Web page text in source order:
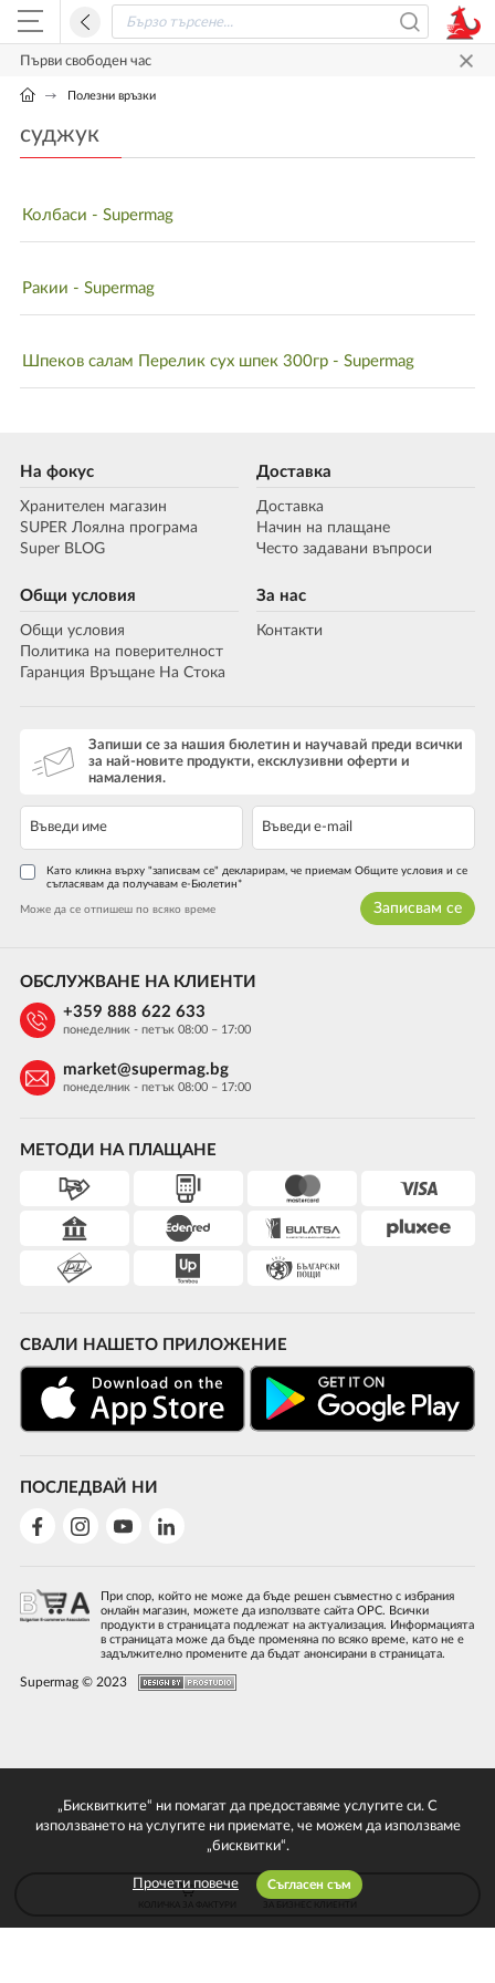
Първи свободен час
Полезни връзки
суджук
Колбаси - Supermag
Ракии - Supermag
Шпеков салам Перелик сух шпек 300гр - Supermag
На фокус
Хранителен магазин
SUPER Лоялна програма
Super BLOG
Доставка
Доставка
Начин на плащане
Често задавани въпроси
Общи условия
Общи условия
Политика на поверителност
Гаранция Връщане На Стока
За нас
Контакти
Запиши се за нашия бюлетин и научавай преди всички
за най-новите продукти, ексклузивни оферти и
намаления.
Като кликна върху "записвам се" декларирам, че приемам Общите условия и се
съгласявам да получавам е-Бюлетин*
Може да се отпишеш по всяко време Записвам се
МЕТОДИ НА ПЛАЩАНЕ
СВАЛИ НАШЕТО ПРИЛОЖЕНИЕ
ПОСЛЕДВАЙ НИ
ОБСЛУЖВАНЕ НА КЛИЕНТИ
+359 888 622 633
понеделник - петък 08:00 – 17:00
market@supermag.bg
понеделник - петък 08:00 – 17:00
При спор, който не може да бъде решен съвместно с избрания
онлайн магазин, можете да използвате сайта ОРС. Всички
продукти в страницата подлежат на актуализация. Информацията
в страницата може да бъде променяна по всяко време, като не е
задължително промените да бъдат анонсирани в страницата.
Supermag © 2023
„Бисквитките“ ни помагат да предоставяме услугите си. С
използването на услугите ни приемате, че можем да използваме
„бисквитки“.
Прочети повече Съгласен съм